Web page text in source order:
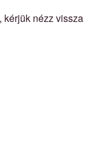
nézz vissza